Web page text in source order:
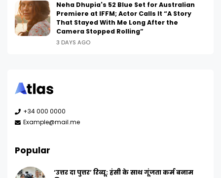
Neha Dhupia's 52 Blue Set for Australian
Premiere at IFFM; Actor Calls It “A Story
That Stayed With Me Long After the
Camera Stopped Rolling”
3 DAYS AGO
+34 000 0000
Example@mail.me
Popular
‘उत्तर दा पुत्तर’ रिव्यू: हंसी के साथ गूंजता कर्म बनाम